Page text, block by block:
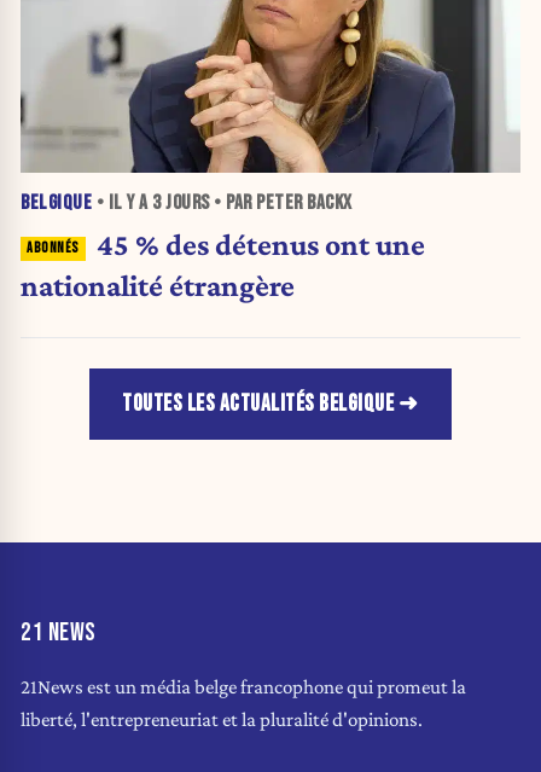
BELGIQUE • IL Y A 3 JOURS• PAR PETER BACKX
45 % des détenus ont une
nationalité étrangère
TOUTES LES ACTUALITÉS BELGIQUE
21 NEWS
21News est un média belge francophone qui promeut la
liberté, l'entrepreneuriat et la pluralité d'opinions.